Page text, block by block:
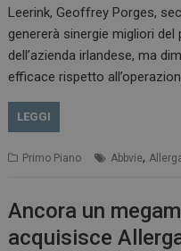
Leerink, Geoffrey Porges,
genererà sinergie migliori del
dell’azienda irlandese, ma
efficace rispetto
LEGGI
Primo Piano Abbvie,
Ancora un
acquisisce